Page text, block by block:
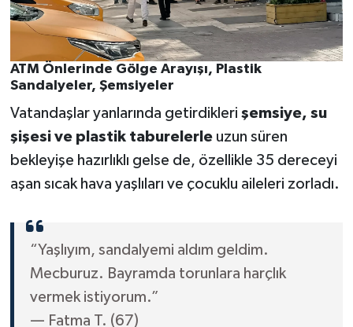
ATM Önlerinde Gölge Arayışı, Plastik
Sandalyeler, Şemsiyeler
Vatandaşlar yanlarında getirdikleri şemsiye, su
şişesi ve plastik taburelerleuzun süren
bekleyişe hazırlıklı gelse de, özellikle 35 dereceyi
aşan sıcak hava yaşlıları ve çocuklu aileleri zorladı.
“Yaşlıyım, sandalyemi aldım geldim.
Mecburuz. Bayramda torunlara harçlık
vermek istiyorum.”
— Fatma T. (67)